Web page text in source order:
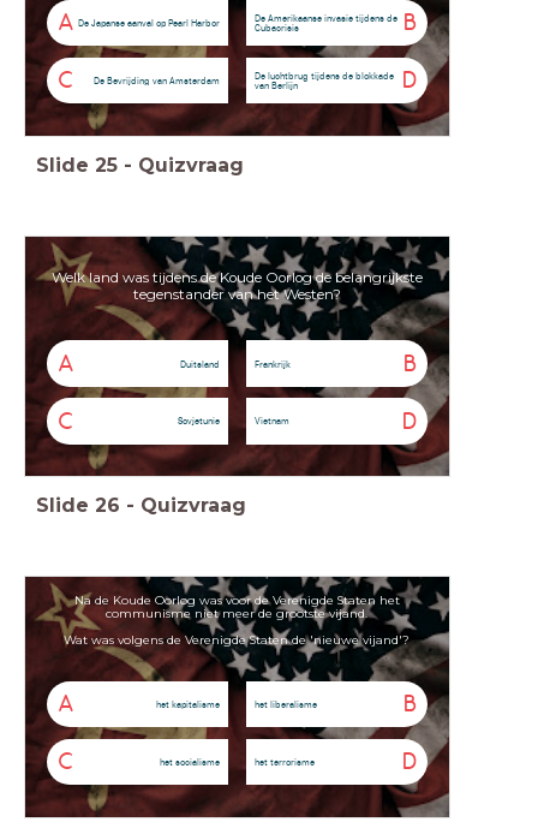
A De Japanse aanval op Pearl Harbor B
De Amerikaanse invasie tijdens de
Cubacrisis
C De Bevrijding van Amsterdam D
De luchtbrug tijdens de blokkade
van Berlijn
Slide 25 - Quizvraag
Welk land was tijdens de Koude Oorlog de belangrijkste
tegenstander van het Westen?
A Duitsland B
Frankrijk
C Sovjetunie D
Vietnam
Slide 26 - Quizvraag
Na de Koude Oorlog was voor de Verenigde Staten het
communisme niet meer de grootste vijand.
Wat was volgens de Verenigde Staten de 'nieuwe vijand'?
A het kapitalisme B
het liberalisme
C het socialisme D
het terrorisme